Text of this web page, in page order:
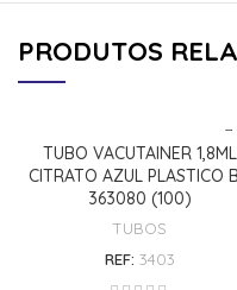
PRODUTOS
TUBO VACUTAINER 1,8ML
CITRATO AZUL PLASTICO
363080 (100)
TUBOS
REF: 3403